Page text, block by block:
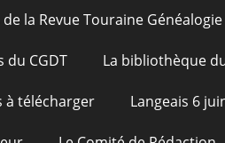
la Revue Touraine Généalogie
du CGDT La bibliothèque
à télécharger Langeais 6